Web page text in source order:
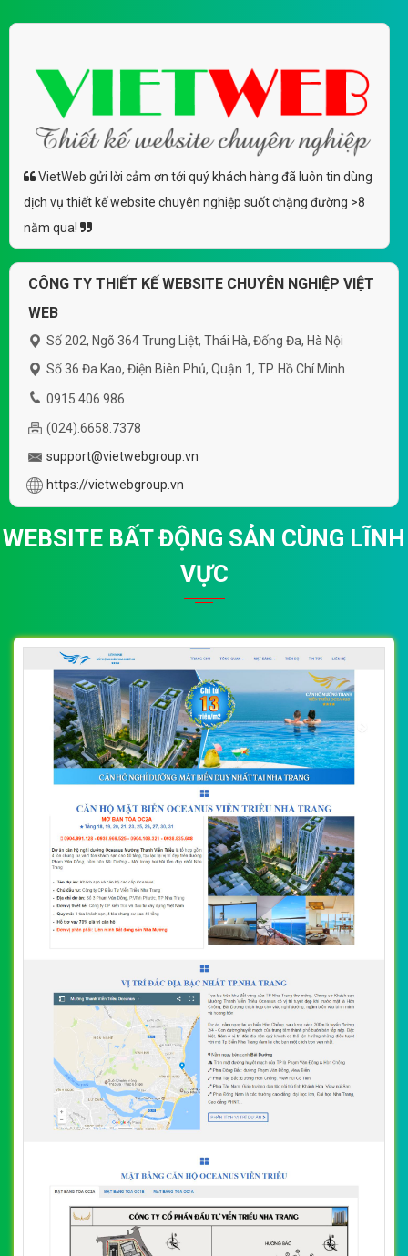
VietWeb gửi lời cảm ơn tới quý khách hàng đã luôn tin dùng
dịch vụ thiết kế website chuyên nghiệp suốt chặng đường >8
năm qua!
CÔNG TY THIẾT KẾ WEBSITE CHUYÊN NGHIỆP VIỆT
WEB
Số 202, Ngõ 364 Trung Liệt, Thái Hà, Đống Đa, Hà Nội
Số 36 Đa Kao, Điện Biên Phủ, Quận 1, TP. Hồ Chí Minh
0915 406 986
(024).6658.7378
support@vietwebgroup.vn
https://vietwebgroup.vn
WEBSITE BẤT ĐỘNG SẢN CÙNG LĨNH
VỰC